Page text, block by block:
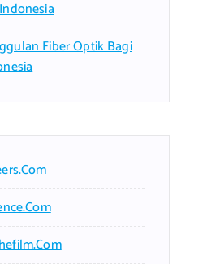
Fiber Optik Bagi